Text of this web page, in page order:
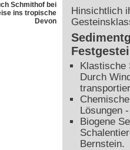
Schmithof bei
ins tropische
Devon
Hinsichtlich
Klastische
Durch
Lösungen
Biogene
Bernstein.